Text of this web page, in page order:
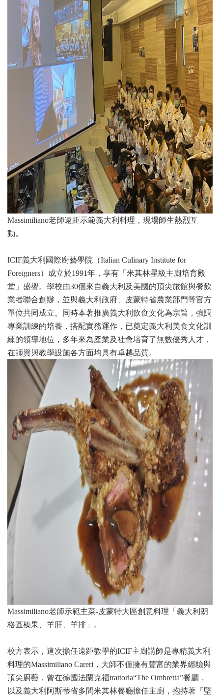
Massimiliano老師遠距示範義大利料理，現場師生熱烈互
動。
ICIF義大利國際廚藝學院（Italian Culinary Institute for
Foreigners）成立於1991年，享有「米其林星級主廚培育殿
堂」盛譽。學校由30個來自義大利及美國的頂尖旅館與餐飲
業者聯合創辦，並與義大利政府、皮蒙特省農業部門等官方
單位共同成立。同時本著推廣義大利飲食文化為宗旨，強調
專業訓練的培養，搭配實務運作，已奠定義大利美食文化訓
練的領導地位，多年來為產業及社會培育了無數優秀人才，
在師資與教學設施各方面均具有卓越品質。
Massimiliano老師示範主菜-皮蒙特大區創意料理「義大利朗
格區榛果、羊肝、羊排」。
校方表示，這次擔任遠距教學的ICIF主廚講師是專精義大利
料理的Massimiliano Careri，大師不僅擁有豐富的業界經驗與
頂尖廚藝，曾在德國法蘭克福trattoria“The Ombretta”餐廳，
以及義大利阿斯蒂省多間米其林餐廳擔任主廚，抱持著「堅